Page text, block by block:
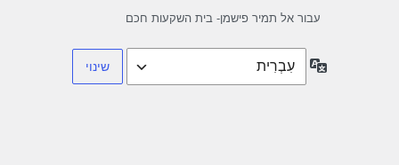
עבור אל תמיר פישמן- בית השקעות חכם
שפה